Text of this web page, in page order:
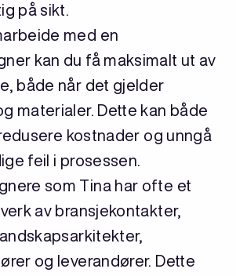
på sikt.
med en
kan du få maksimalt ut av
både når det gjelder
materialer. Dette kan både
kostnader og unngå
feil i prosessen.
som Tina har ofte et
av bransjekontakter,
og leverandører. Dette